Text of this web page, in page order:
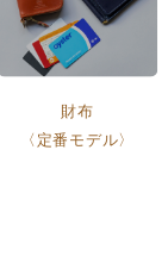
財布
〈定番モデル〉